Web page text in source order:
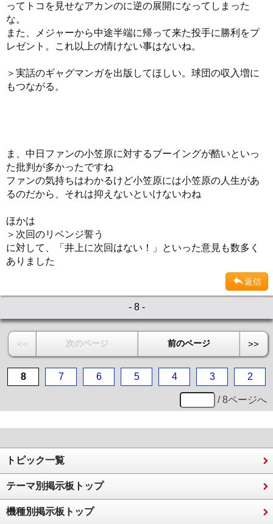
ってトコを見せなアカンのに逆の展開になってしまった
な。
また、メジャーから中途半端に帰って来た投手に勝利をプ
レゼント。これ以上の情けない事はないね。
＞実話のギャグマンガを出版してほしい。球団の収入増に
もつながる。
ま、中日ファンの小笠原に対するブーイングが酷いといっ
た批判が多かったですね
ファンの気持ちはわかるけど小笠原には小笠原の人生があ
るのだから、それは抑えないといけないわね
ほかは
＞次回のリベンジ誓う
に対して、「井上に次回はない！」といった意見も数多く
ありました
返信
- 8 -
<< 次のページ 前のページ >>
8 7 6 5 4 3 2
/ 8ページへ
トピック一覧
テーマ別掲示板トップ
機種別掲示板トップ